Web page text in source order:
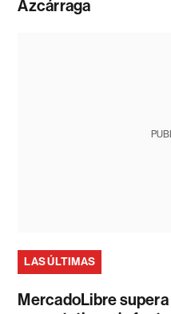
Azcárraga
LAS ÚLTIMAS
MercadoLibre supera